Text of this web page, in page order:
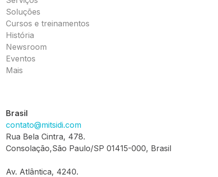
Soluções
Cursos e treinamentos
História
Newsroom
Eventos
Mais
Brasil
contato@mitsidi.com
Rua Bela Cintra, 478.
Consolação,São Paulo/SP 01415-000, Brasil
Av. Atlântica, 4240.